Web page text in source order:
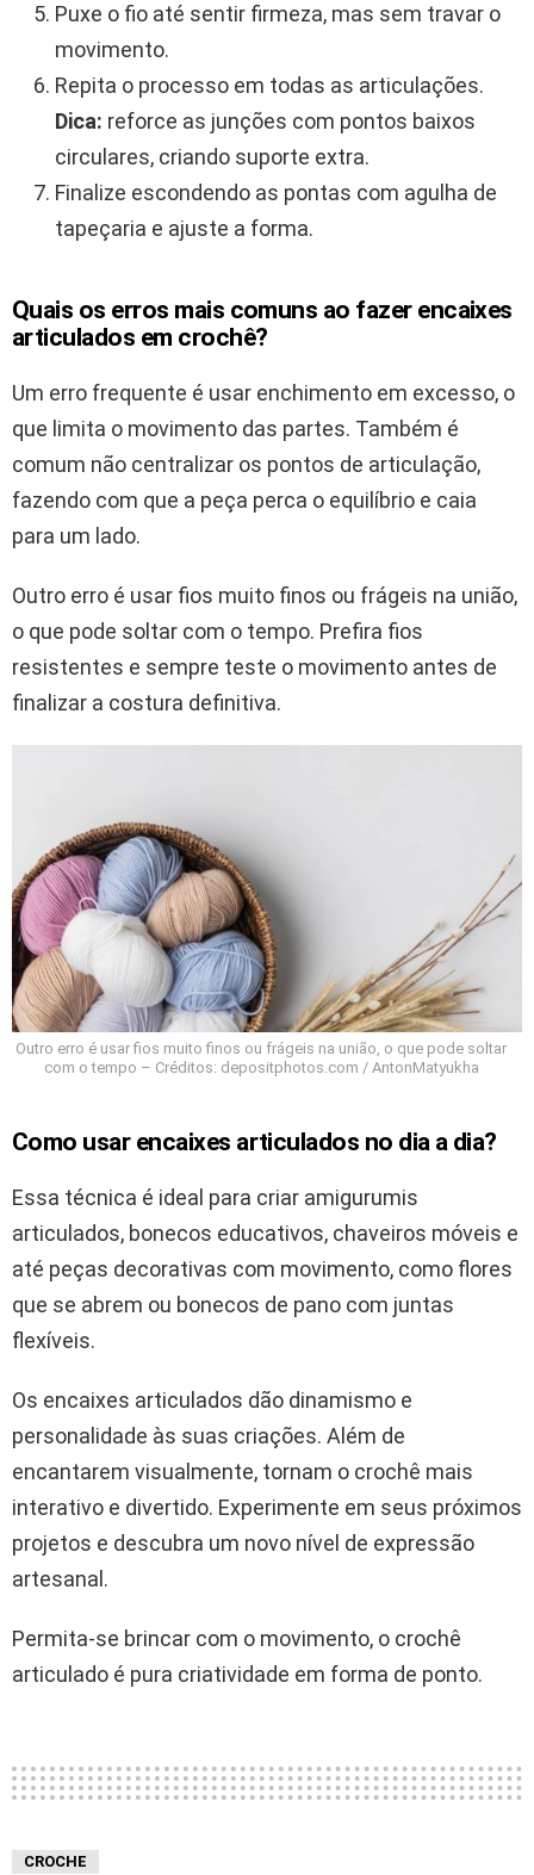
Puxe o fio até sentir firmeza, mas sem travar o
movimento.
Repita o processo em todas as articulações.
Dica: reforce as junções com pontos baixos
circulares, criando suporte extra.
Finalize escondendo as pontas com agulha de
tapeçaria e ajuste a forma.
Quais os erros mais comuns ao fazer encaixes
articulados em crochê?
Um erro frequente é usar enchimento em excesso, o
que limita o movimento das partes. Também é
comum não centralizar os pontos de articulação,
fazendo com que a peça perca o equilíbrio e caia
para um lado.
Outro erro é usar fios muito finos ou frágeis na união,
o que pode soltar com o tempo. Prefira fios
resistentes e sempre teste o movimento antes de
finalizar a costura definitiva.
Outro erro é usar fios muito finos ou frágeis na união, o que pode soltar
com o tempo – Créditos: depositphotos.com / AntonMatyukha
Como usar encaixes articulados no dia a dia?
Essa técnica é ideal para criar amigurumis
articulados, bonecos educativos, chaveiros móveis e
até peças decorativas com movimento, como flores
que se abrem ou bonecos de pano com juntas
flexíveis.
Os encaixes articulados dão dinamismo e
personalidade às suas criações. Além de
encantarem visualmente, tornam o crochê mais
interativo e divertido. Experimente em seus próximos
projetos e descubra um novo nível de expressão
artesanal.
Permita-se brincar com o movimento, o crochê
articulado é pura criatividade em forma de ponto.
CROCHE